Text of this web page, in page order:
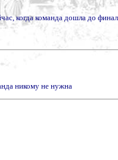
когда команда дошла до
никому не нужна